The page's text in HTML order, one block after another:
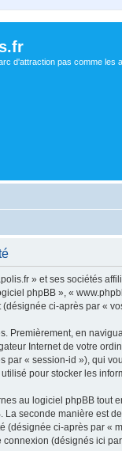
d'attraction pas comme les
» et ses sociétés
phpBB », «
ci-après par «
Premièrement, en
Internet de votre
par « session-id »), qui
pour stocker les
au logiciel phpBB
seconde manière est
(désignée ci-après par «
connexion (désignés ici